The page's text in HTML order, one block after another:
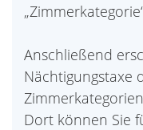
Anschließend
Nächtigungstaxe
Dort können Sie